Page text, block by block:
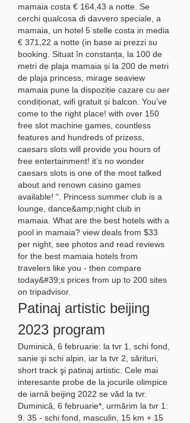
mamaia costa € 164,43 a notte. Se
cerchi qualcosa di davvero speciale, a
mamaia, un hotel 5 stelle costa in media
€ 371,22 a notte (in base ai prezzi su
booking. Situat în constanța, la 100 de
metri de plaja mamaia și la 200 de metri
de plaja princess, mirage seaview
mamaia pune la dispoziție cazare cu aer
condiționat, wifi gratuit și balcon. You’ve
come to the right place! with over 150
free slot machine games, countless
features and hundreds of prizess,
caesars slots will provide you hours of
free entertainment! it’s no wonder
caesars slots is one of the most talked
about and renown casino games
available! “. Princess summer club is a
lounge, dance&amp;night club in
mamaia. What are the best hotels with a
pool in mamaia? view deals from $33
per night, see photos and read reviews
for the best mamaia hotels from
travelers like you - then compare
today&#39;s prices from up to 200 sites
on tripadvisor.
Patinaj artistic beijing
2023 program
Duminică, 6 februarie: la tvr 1, schi fond,
sanie şi schi alpin, iar la tvr 2, sărituri,
short track şi patinaj artistic. Cele mai
interesante probe de la jocurile olimpice
de iarnă beijing 2022 se văd la tvr.
Duminică, 6 februarie*, urmărim la tvr 1:
9. 35 - schi fond, masculin, 15 km + 15